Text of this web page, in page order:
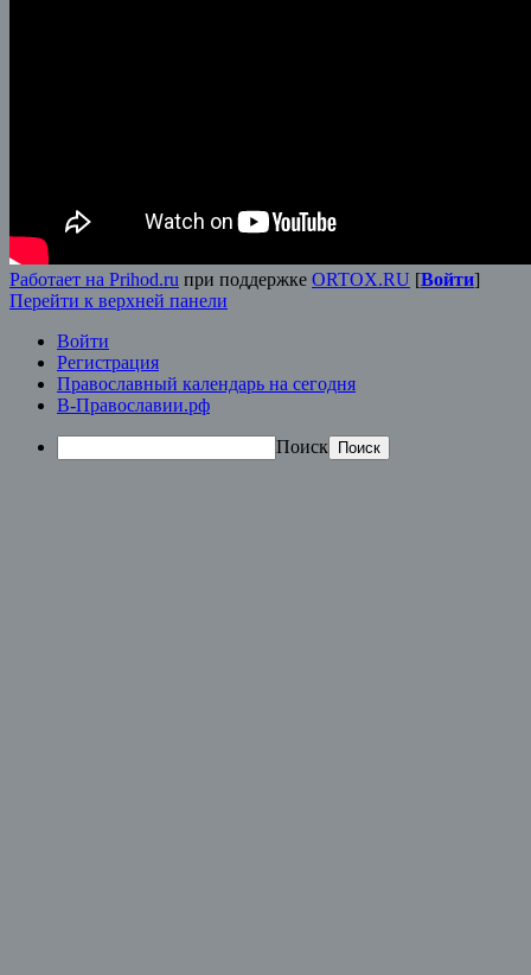
Работает на Prihod.ru при поддержке ORTOX.RU [Войти]
Перейти к верхней панели
Войти
Регистрация
Православный календарь на сегодня
В-Православии.рф
Поиск